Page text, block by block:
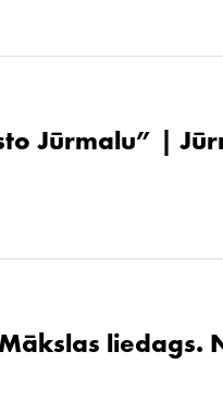
Jūrmalu” |
liedags.